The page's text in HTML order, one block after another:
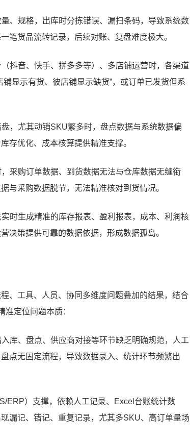
、规格，出库时分拣错误、漏扫条码，导致系统数
笔货品流转记录，后续对账、复盘难度极大。
抖音、快手、拼多多等）、多店铺运营时，各渠道
显示有货、彼店铺显示缺货”，或订单已发货但系
，尤其动销SKU繁多时，盘点数据与系统数据偏
存优化、成本核算提供精准支撑。
采购订单数据、到货数据无法与仓库数据无缝衔
与采购数据脱节，无法精准核对到货情况。
时生成精准的库存报表、盈利报表，成本、利润核
决策提供可靠的数据依据，形成数据孤岛。
、工具、人员、协同多维度问题叠加的结果，结合
定位问题本质：
库、盘点、供应商对接等环节缺乏明确规范，人工
点无固定流程，导致数据录入、统计环节频繁出
ERP）支撑，依赖人工记录、Excel台账统计数
漏记、错记、重复记录，尤其多SKU、高订单量场